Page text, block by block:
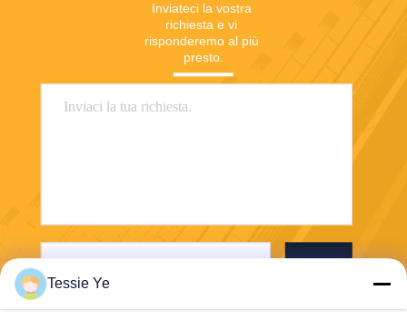
Inviateci la vostra
richiesta e vi
risponderemo al più
presto.
Tessie Ye